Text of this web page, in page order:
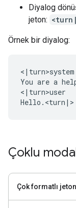
Diyalog
jeton:
Örnek bir diyalog:
<|turn>system
You are a
<|turn>user
Çoklu
Çok formatlı jeton